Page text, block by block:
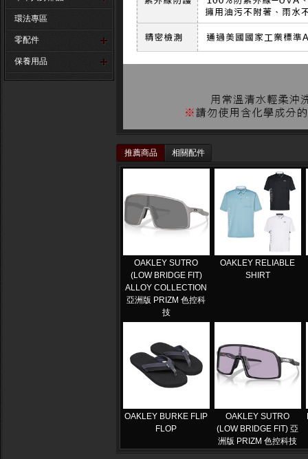
環法專區
零配件
保養用品
推薦商品 相關配件
OAKLEY SUTRO
(LOW BRIDGE FIT)
ALLOY COLLECTION
亞洲版 PRIZM 色控科
技
OAKLEY RELIABLE
SHIRT
OAKLEY BURKE FLIP
FLOP
OAKLEY SUTRO
(LOW BRIDGE FIT) 亞
洲版 PRIZM 色控科技